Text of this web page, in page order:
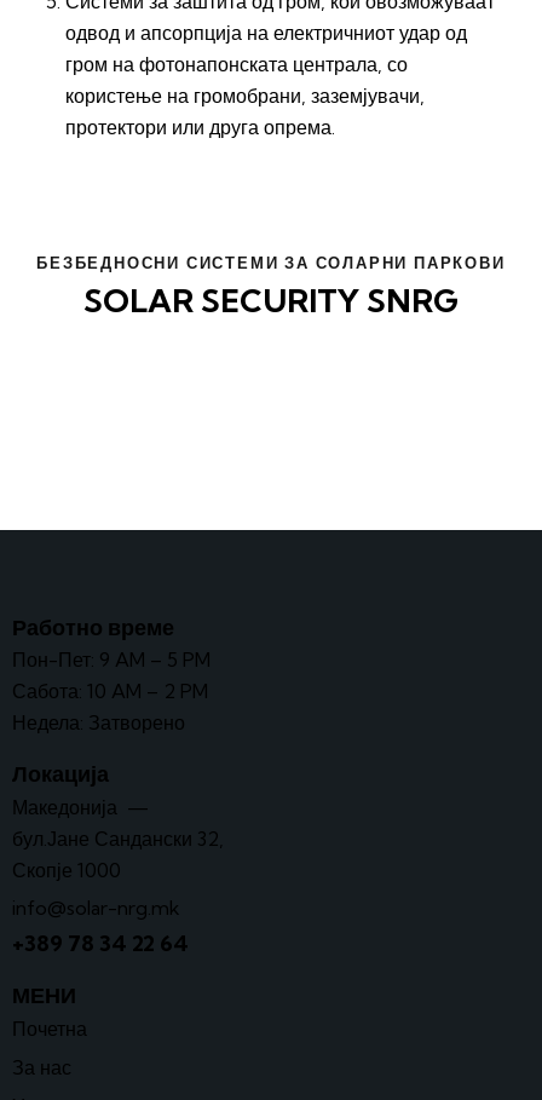
одвод и апсорпција на електричниот удар од
гром на фотонапонската централа, со
користење на громобрани, заземјувачи,
протектори или друга опрема.
БЕЗБЕДНОСНИ СИСТЕМИ ЗА СОЛАРНИ ПАРКОВИ
SOLAR SECURITY SNRG
Работно време
Пон-Пет: 9 AM – 5 PM
Сабота: 10 AM – 2 PM
Недела: Затворено
Локација
Македонија —
бул.Јане Сандански 32,
Скопје 1000
info@solar-nrg.mk
+389 78 34 22 64
МЕНИ
Почетна
За нас